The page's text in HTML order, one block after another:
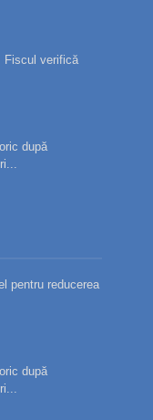
Fiscul verifică
după
pentru reducerea
după